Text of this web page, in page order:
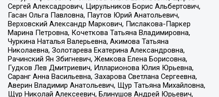
Сергей Алексадрович, Цирульников Борис Альбертович,
Гасан Ольга Павловна, Паутов Юрий Анатольевич,
Верховский Александр Маркович, Пислакова-Паркер
Марина Петровна, Кочеткова Татьяна Владимировна,
Чуркина Наталья Валерьевна, Акимова Татьяна
Николаевна, Золотарева Екатерина Александровна,
Рачинский Ян Збигневич, Жемкова Елена Борисовна,
Гудков Лев Дмитриевич, Илларионова Юлия Юрьевна,
Саранг Анна Васильевна, Захарова Светлана Сергеевна,
Аверин Владимир Анатольевич, Щур Татьяна Михайловна,
Щур Николай Алексеевич, Блинушов Андрей Юрьевич,